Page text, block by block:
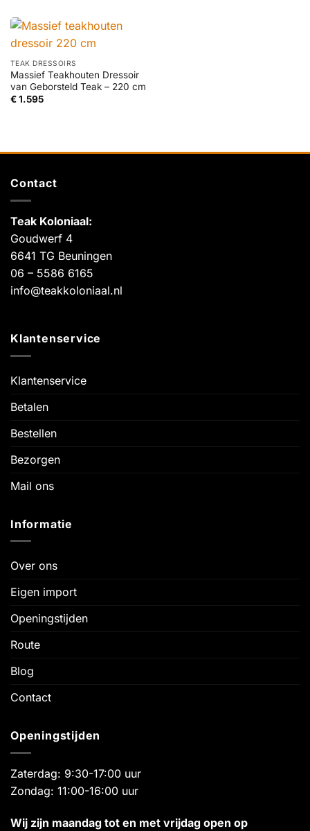
TEAK DRESSOIRS
Massief Teakhouten Dressoir
van Geborsteld Teak – 220 cm
€1.595
Contact
Teak Koloniaal:
Goudwerf 4
6641 TG Beuningen
06 – 5586 6165
info@teakkoloniaal.nl
Klantenservice
Klantenservice
Betalen
Bestellen
Bezorgen
Mail ons
Informatie
Over ons
Eigen import
Openingstijden
Route
Blog
Contact
Openingstijden
Zaterdag: 9:30-17:00 uur
Zondag: 11:00-16:00 uur
Wij zijn maandag tot en met vrijdag open op